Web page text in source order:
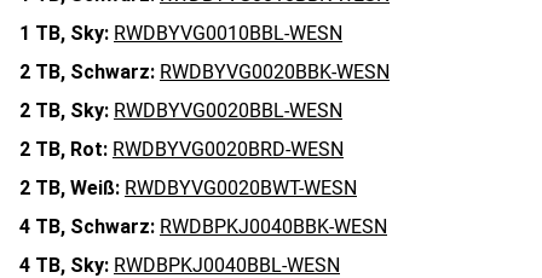
1 TB, Sky: RWDBYVG0010BBL-WESN
2 TB, Schwarz: RWDBYVG0020BBK-WESN
2 TB, Sky: RWDBYVG0020BBL-WESN
2 TB, Rot: RWDBYVG0020BRD-WESN
2 TB, Weiß: RWDBYVG0020BWT-WESN
4 TB, Schwarz: RWDBPKJ0040BBK-WESN
4 TB, Sky: RWDBPKJ0040BBL-WESN